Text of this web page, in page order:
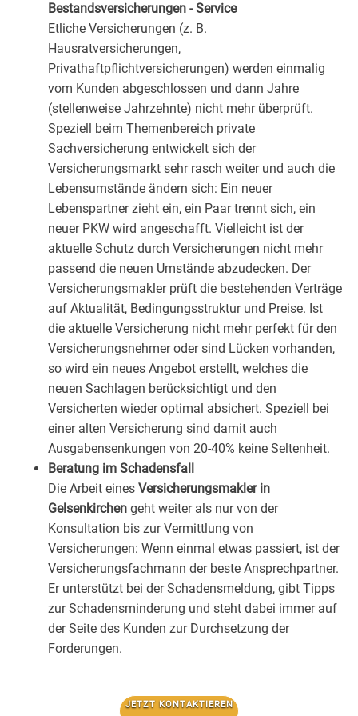
Bestandsversicherungen - Service
Etliche Versicherungen (z. B.
Hausratversicherungen,
Privathaftpflichtversicherungen) werden einmalig
vom Kunden abgeschlossen und dann Jahre
(stellenweise Jahrzehnte) nicht mehr überprüft.
Speziell beim Themenbereich private
Sachversicherung entwickelt sich der
Versicherungsmarkt sehr rasch weiter und auch die
Lebensumstände ändern sich: Ein neuer
Lebenspartner zieht ein, ein Paar trennt sich, ein
neuer PKW wird angeschafft. Vielleicht ist der
aktuelle Schutz durch Versicherungen nicht mehr
passend die neuen Umstände abzudecken. Der
Versicherungsmakler prüft die bestehenden Verträge
auf Aktualität, Bedingungsstruktur und Preise. Ist
die aktuelle Versicherung nicht mehr perfekt für den
Versicherungsnehmer oder sind Lücken vorhanden,
so wird ein neues Angebot erstellt, welches die
neuen Sachlagen berücksichtigt und den
Versicherten wieder optimal absichert. Speziell bei
einer alten Versicherung sind damit auch
Ausgabensenkungen von 20-40% keine Seltenheit.
Beratung im Schadensfall
Die Arbeit eines Versicherungsmakler in
Gelsenkirchen geht weiter als nur von der
Konsultation bis zur Vermittlung von
Versicherungen: Wenn einmal etwas passiert, ist der
Versicherungsfachmann der beste Ansprechpartner.
Er unterstützt bei der Schadensmeldung, gibt Tipps
zur Schadensminderung und steht dabei immer auf
der Seite des Kunden zur Durchsetzung der
Forderungen.
JETZT KONTAKTIEREN